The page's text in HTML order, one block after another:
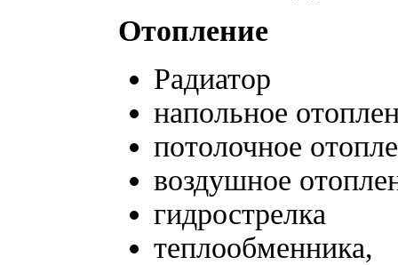
Отопление
Радиатор
напольное
потолочное
воздушное
гидрострелка
теплообменника,